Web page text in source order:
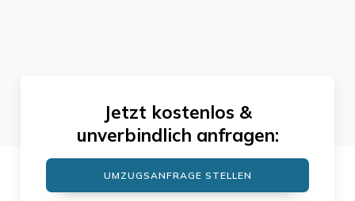
Jetzt kostenlos &
unverbindlich anfragen:
UMZUGSANFRAGE STELLEN